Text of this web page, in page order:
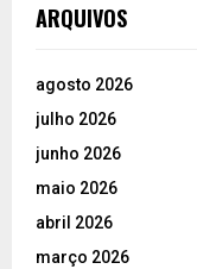
ARQUIVOS
agosto 2026
julho 2026
junho 2026
maio 2026
abril 2026
março 2026